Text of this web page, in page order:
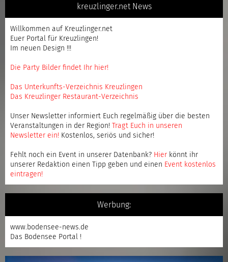
kreuzlinger.net News
Willkommen auf Kreuzlinger.net
Euer Portal für Kreuzlingen!
Im neuen Design !!!
Die Party Bilder findet Ihr hier!
Das Unterkunfts-Verzeichnis Kreuzlingen
Das Kreuzlinger Restaurant-Verzeichnis
Unser Newsletter informiert Euch regelmäßig über die besten
Veranstaltungen in der Region!
Tragt Euch in unseren
Newsletter ein! Kostenlos, seriös und sicher!
Fehlt noch ein Event in unserer Datenbank? Hier könnt ihr
unserer Redaktion einen Tipp geben und einen Event kostenlos
eintragen!
Werbung:
www.bodensee-news.de
Das Bodensee Portal !